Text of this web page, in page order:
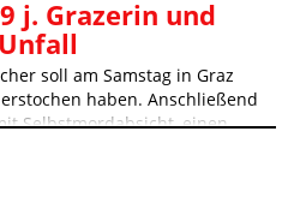
j. Grazerin und
soll am Samstag in Graz
haben. Anschließend
Selbstmordabsicht, einen